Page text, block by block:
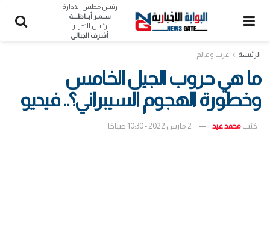
رئيس مجلس الإدارة
ســمـر أبــاظــــة
رئيس التحرير
أشرف الجبالي
الرئيسة عرب وعالم
ما هي حروب الجيل الخامس
وخطورة الهجوم السيبراني؟.. فيديو
كتب محمد عيد 2 مارس 2022 - 10:30 صباحًا